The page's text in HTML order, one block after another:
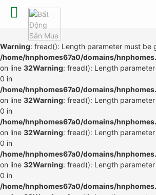
Warning: fread(): Length parameter must be
/home/hnphomes67a0/domains/
on line 32Warning: fread(): Length
0 in
/home/hnphomes67a0/domains/
on line 32Warning: fread(): Length
0 in
/home/hnphomes67a0/domains/
on line 32Warning: fread(): Length
0 in
/home/hnphomes67a0/domains/
on line 32Warning: fread(): Length
0 in
/home/hnphomes67a0/domains/